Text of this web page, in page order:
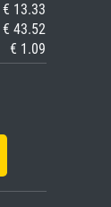
€ 13.33
€ 43.52
€ 1.09